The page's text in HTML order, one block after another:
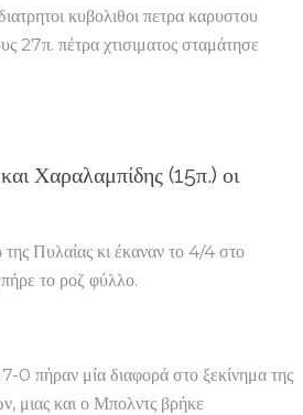
κυβολιθοι πετρα καρυστου
27π. πέτρα χτισιματος σταμάτησε
Χαραλαμπίδης (15π.) οι
της Πυλαίας κι έκαναν το 4/4 στο
το ροζ φύλλο.
0 πήραν μία διαφορά στο ξεκίνημα της
μιας και ο Μπολντς βρήκε